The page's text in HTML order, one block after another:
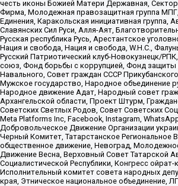
честь иконы Божией Матери Державная, Сектор
Фирма, Молодежная правозащитная группа
Единения, Каракольская инициативная группа,
Славянских Сил Руси, Алля-Аят,
Русская республика Русь, Арестантское
Нация и свобода, Нация и свобода, W.H.С.,
Русский Патриотический клуб-Новокузнецк/
союз, Фонд борьбы с коррупцией, Фонд
Навального, Совет граждан СССР
Мужское государство, Народное объединение
Народное движение Адат, Народный совет
Архангельской области, Проект Штурм,
Советских Светлых Родов, Совет Советских
Meta Platforms Inc, Facebook, Instagram,
Добровольческое Движение Организации
Черный Комитет, Татарстанское Региональное
общественное движение, Невоград,
Движение Весна, Верховный Совет Татарской
Социалистической Республики, Конгресс
Исполнительный комитет совета народных
края, Этническое национальное объединение,